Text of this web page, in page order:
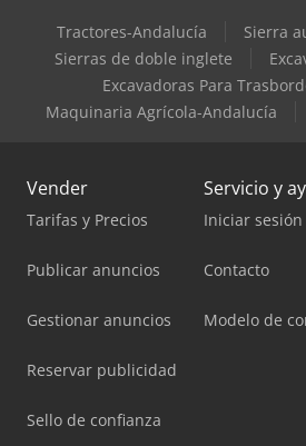
Tractores-Andalucía
Sierra
Sierras de doble inglete
Excavadoras Para
Maquinaria Agrícola-Andalucía
Vender
Tarifas y Precios
Publicar anuncios
Gestionar anuncios
Reservar publicidad
Sello de confianza
Servicio y
Iniciar sesión
Contacto
Modelo de